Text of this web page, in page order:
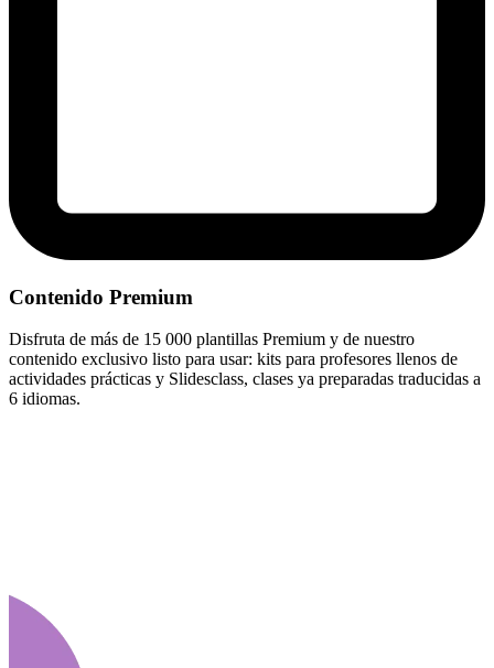
Contenido Premium
Disfruta de más de 15 000 plantillas Premium y de nuestro
contenido exclusivo listo para usar: kits para profesores llenos de
actividades prácticas y Slidesclass, clases ya preparadas traducidas a
6 idiomas.